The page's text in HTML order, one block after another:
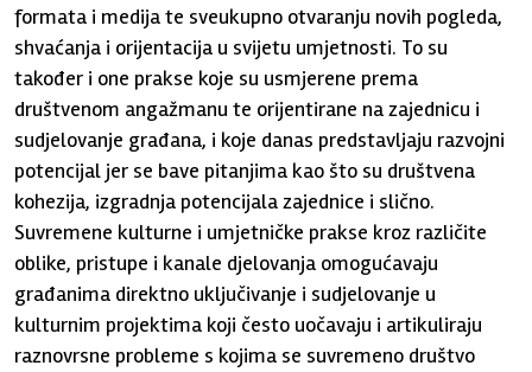
formata i medija te sveukupno otvaranju novih pogleda,
shvaćanja i orijentacija u svijetu umjetnosti. To su
također i one prakse koje su usmjerene prema
društvenom angažmanu te orijentirane na zajednicu i
sudjelovanje građana, i koje danas predstavljaju razvojni
potencijal jer se bave pitanjima kao što su društvena
kohezija, izgradnja potencijala zajednice i slično.
Suvremene kulturne i umjetničke prakse kroz različite
oblike, pristupe i kanale djelovanja omogućavaju
građanima direktno uključivanje i sudjelovanje u
kulturnim projektima koji često uočavaju i artikuliraju
raznovrsne probleme s kojima se suvremeno društvo